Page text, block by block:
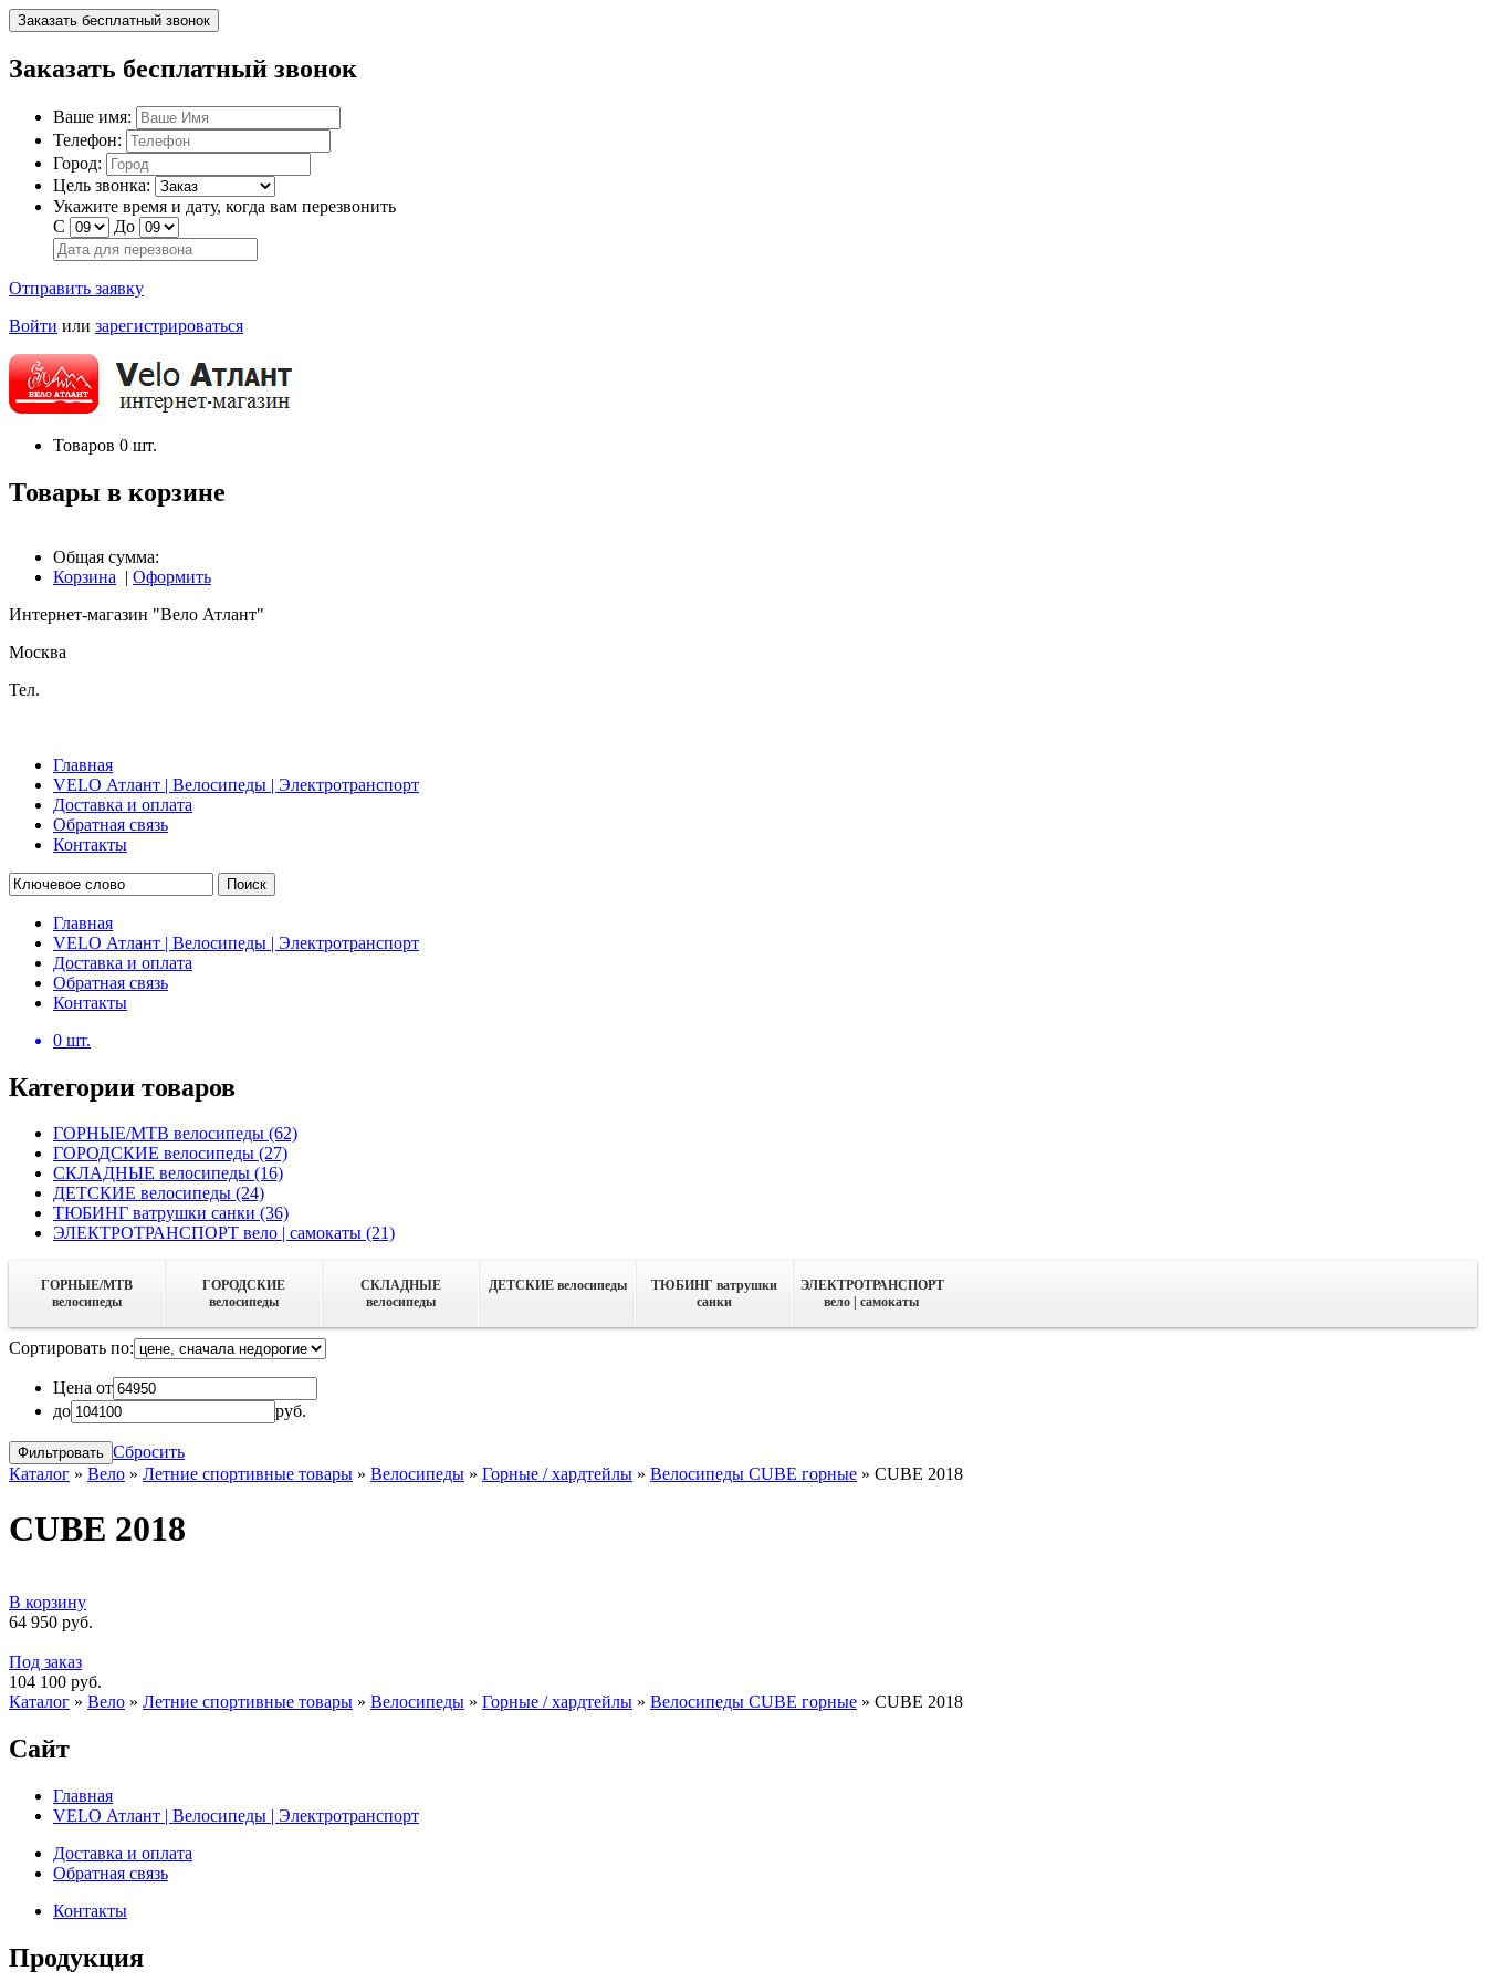
Заказать бесплатный звонок
Заказать бесплатный звонок
Ваше имя:
Телефон:
Город:
Цель звонка:
Укажите время и дату, когда вам перезвонить
С
До
Отправить заявку
Войти или зарегистрироваться
Товаров 0 шт.
Товары в корзине
Общая сумма:
Корзина | Оформить
Интернет-магазин "Вело Атлант"
Москва
Тел.
Главная
VELO Атлант | Велосипеды | Электротранспорт
Доставка и оплата
Обратная связь
Контакты
Поиск
Главная
VELO Атлант | Велосипеды | Электротранспорт
Доставка и оплата
Обратная связь
Контакты
0 шт.
Категории товаров
ГОРНЫЕ/MTB велосипеды (62)
ГОРОДСКИЕ велосипеды (27)
СКЛАДНЫЕ велосипеды (16)
ДЕТСКИЕ велосипеды (24)
ТЮБИНГ ватрушки санки (36)
ЭЛЕКТРОТРАНСПОРТ вело | самокаты (21)
ГОРНЫЕ/MTB
велосипеды
ГОРОДСКИЕ
велосипеды
СКЛАДНЫЕ
велосипеды
ДЕТСКИЕ велосипеды
ТЮБИНГ ватрушки
санки
ЭЛЕКТРОТРАНСПОРТ
вело | самокаты
Сортировать по:
Цена от
до
руб.
Сбросить
Каталог » Вело » Летние спортивные товары » Велосипеды » Горные / хардтейлы » Велосипеды CUBE горные » CUBE 2018
CUBE 2018
В корзину
64 950 руб.
Под заказ
104 100 руб.
Каталог » Вело » Летние спортивные товары » Велосипеды » Горные / хардтейлы » Велосипеды CUBE горные » CUBE 2018
Сайт
Главная
VELO Атлант | Велосипеды | Электротранспорт
Доставка и оплата
Обратная связь
Контакты
Продукция